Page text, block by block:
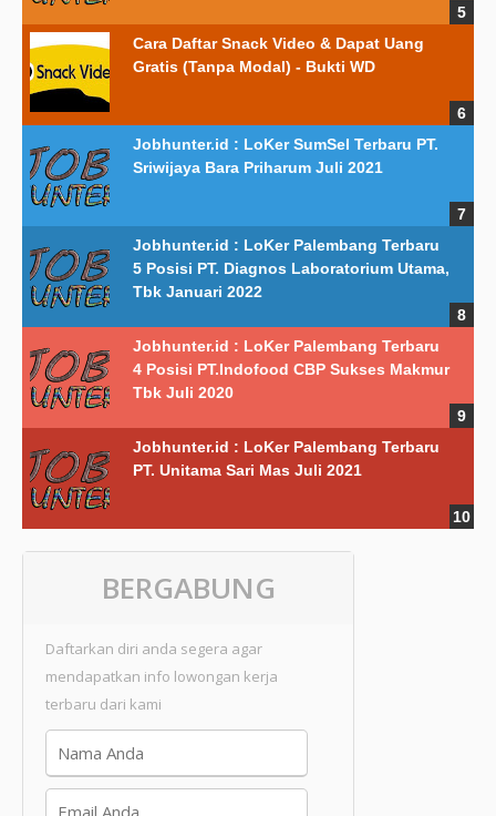
Cara Daftar Snack Video & Dapat Uang
Gratis (Tanpa Modal) - Bukti WD
Jobhunter.id : LoKer SumSel Terbaru PT.
Sriwijaya Bara Priharum Juli 2021
Jobhunter.id : LoKer Palembang Terbaru
5 Posisi PT. Diagnos Laboratorium Utama,
Tbk Januari 2022
Jobhunter.id : LoKer Palembang Terbaru
4 Posisi PT.Indofood CBP Sukses Makmur
Tbk Juli 2020
Jobhunter.id : LoKer Palembang Terbaru
PT. Unitama Sari Mas Juli 2021
BERGABUNG
Daftarkan diri anda segera agar
mendapatkan info lowongan kerja
terbaru dari kami